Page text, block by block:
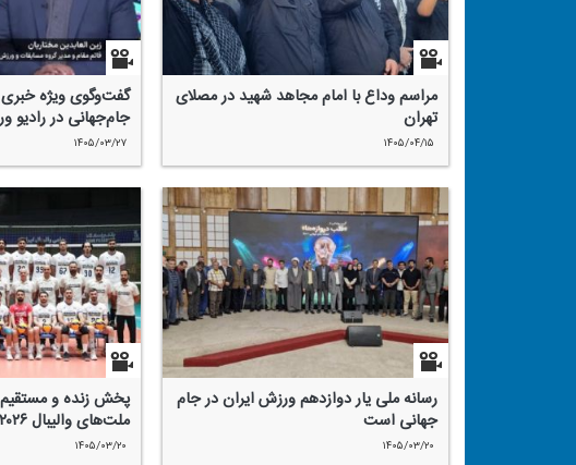
مراسم وداع با امام مجاهد شهید در مصلای
تهران
۱۴۰۵/۰۴/۱۵
گفت‌وگوی ویژه
جام‌جهانی در رادیو
۱۴۰۵/۰۳/۲۷
رسانه ملی یار دوازدهم ورزش ایران در جام
جهانی است ‌
۱۴۰۵/۰۳/۲۰
پخش زنده و
ملت‌های والیبال ۲۰۲۶ از رادیو‌ورزش
۱۴۰۵/۰۳/۲۰